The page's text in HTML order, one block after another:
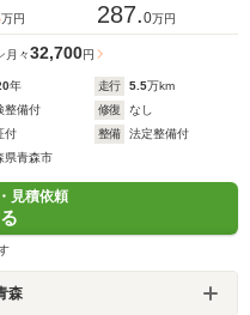
万円 287.0万円
月々32,700円
年 走行 5.5万km
整備付 修復
なし
付 整備
法定整備付
県青森市
見積依頼
森